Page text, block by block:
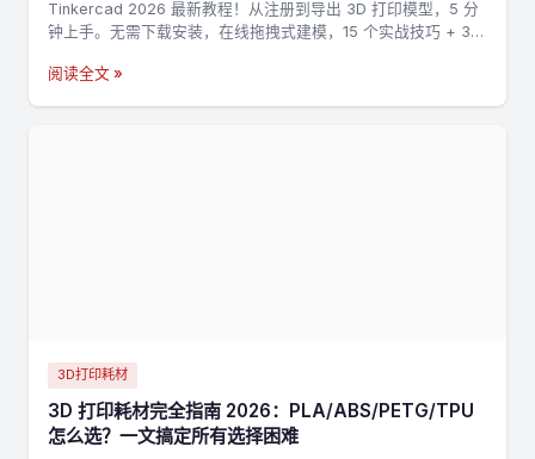
Tinkercad 2026 最新教程！从注册到导出 3D 打印模型，5 分
钟上手。无需下载安装，在线拖拽式建模，15 个实战技巧 + 3
阅读全文 »
3D打印耗材
3D 打印耗材完全指南 2026：PLA/ABS/PETG/TPU
怎么选？一文搞定所有选择困难